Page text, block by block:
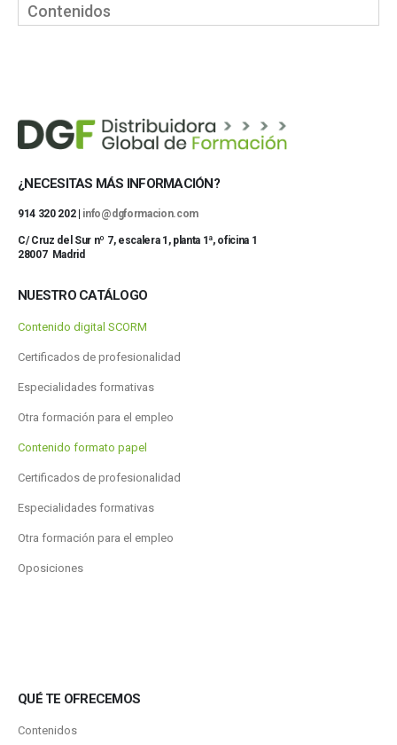
Contenidos
¿NECESITAS MÁS INFORMACIÓN?
914 320 202 | info@dgformacion.com
C/ Cruz del Sur nº 7, escalera 1, planta 1ª, oficina 1
28007 Madrid
NUESTRO CATÁLOGO
Contenido digital SCORM
Certificados de profesionalidad
Especialidades formativas
Otra formación para el empleo
Contenido formato papel
Certificados de profesionalidad
Especialidades formativas
Otra formación para el empleo
Oposiciones
QUÉ TE OFRECEMOS
Contenidos